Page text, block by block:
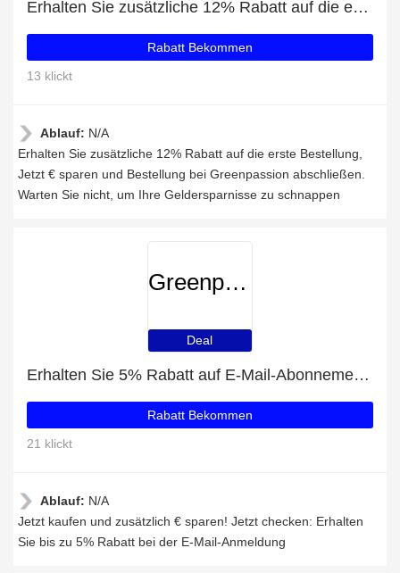
Erhalten Sie zusätzliche 12% Rabatt auf die erste Bestellung
Rabatt Bekommen
13 klickt
Ablauf: N/A
Erhalten Sie zusätzliche 12% Rabatt auf die erste Bestellung,
Jetzt € sparen und Bestellung bei Greenpassion abschließen.
Warten Sie nicht, um Ihre Geldersparnisse zu schnappen
Greenpassion
Deal
Erhalten Sie 5% Rabatt auf E-Mail-Abonnements
Rabatt Bekommen
21 klickt
Ablauf: N/A
Jetzt kaufen und zusätzlich € sparen! Jetzt checken: Erhalten
Sie bis zu 5% Rabatt bei der E-Mail-Anmeldung